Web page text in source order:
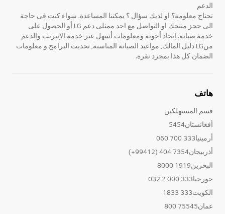
الدعم
تحتاج معلومة؟ او لديك سؤال ؟ يمكننا المساعدة. سواء كنت فى حاجة
الى حجز منتجك او التواصل مع احد ممثلى دعم LG أو الحصول على
خدمة صيانة. إيجاد أجوبة ومعلومات أسهل عبر خدمة الإنترنت والدعم
منLG دليل المالك, مواعيد الصيانة المناسبة, تحديث البرامج و معلومات
الضمان كل هذا بمجرد نقرة.
هاتف
قسم المستهلكين
أفغانستان5454
أرمينيا333 700 060
أذربيجان7354 404 (99412+)
البحرين1919 8000
جورجيا333 000 2 032
الكويت333 1833
عمان75545 800